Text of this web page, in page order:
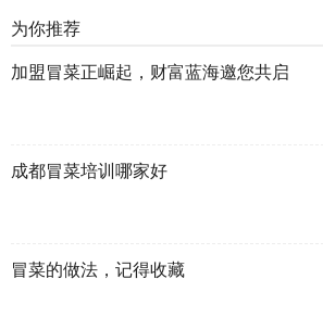
为你推荐
加盟冒菜正崛起，财富蓝海邀您共启
成都冒菜培训哪家好
冒菜的做法，记得收藏